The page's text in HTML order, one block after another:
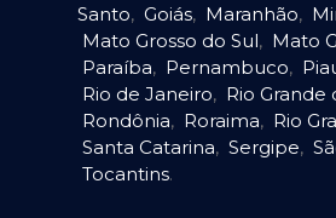
Santo, Goiás, Maranhão,
Mato Grosso do Sul, Mato
Paraíba, Pernambuco,
Rio de Janeiro, Rio Grande
Rondônia, Roraima, Rio
Santa Catarina, Sergipe,
Tocantins.